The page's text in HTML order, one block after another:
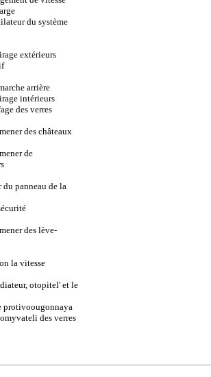
du système
extérieurs
arrière
intérieurs
des verres
des châteaux
de
du panneau de la
des lève-
la vitesse
otopitel' et le
protivoougonnaya
des verres